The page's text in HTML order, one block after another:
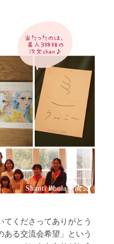
てくださってありがとう
ある交流会希望」という